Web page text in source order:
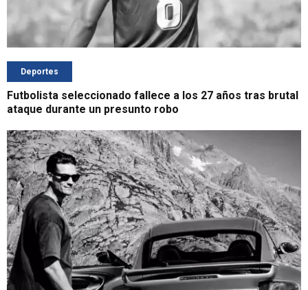
Deportes
Futbolista seleccionado fallece a los 27 años tras brutal
ataque durante un presunto robo